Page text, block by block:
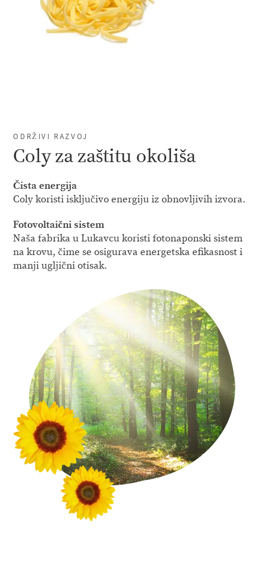
ODRŽIVI RAZVOJ
Coly za zaštitu okoliša
Čista energija
Coly koristi isključivo energiju iz obnovljivih izvora.
Fotovoltaični sistem
Naša fabrika u Lukavcu koristi fotonaponski sistem
na krovu, čime se osigurava energetska efikasnost i
manji ugljični otisak.